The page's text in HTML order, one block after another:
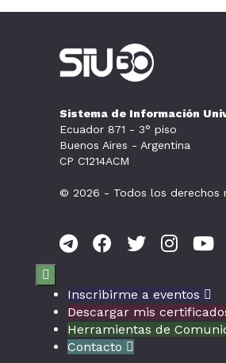
Sistema de Información
Ecuador 871 - 3° piso
Buenos Aires - Argentina
CP C1214ACM
© 2026 - Todos los derechos

Inscribirme a eventos 
Descargar mis
Herramientas de
Contacto 